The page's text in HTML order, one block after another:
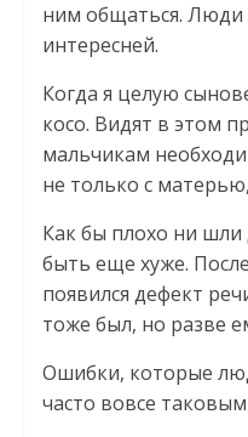
ним общаться. Люди
интересней.
Когда я целую
косо. Видят в этом
мальчикам
не только с
Как бы плохо ни шли
быть еще хуже.
появился дефект
тоже был, но разве
Ошибки, которые
часто вовсе